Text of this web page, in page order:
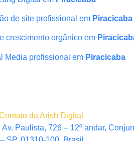
de site profissional em Piracicaba
crescimento orgânico em
Media profissional em Piracicaba
da Arish Digital
Av. Paulista, 726 – 12º andar,